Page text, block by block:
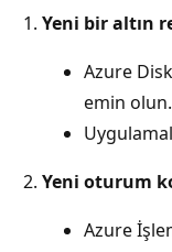
Yeni bir altın
Azure
emin olun.
Yeni oturum
Azure